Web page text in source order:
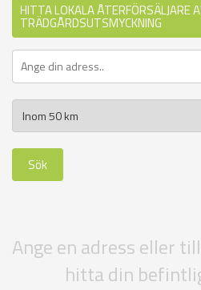
HITTA LOKALA ÅTERFÖRSÄLJARE
TRÄDGÅRDSUTSMYCKNING
Ange en adress eller
hitta din